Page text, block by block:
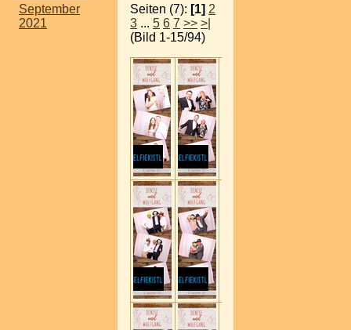
September
2021
Seiten (7): [1] 2
3 ... 5 6 7 >> >|
(Bild 1-15/94)